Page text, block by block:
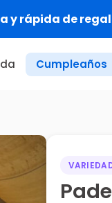
y rápida de
Cumpleaños